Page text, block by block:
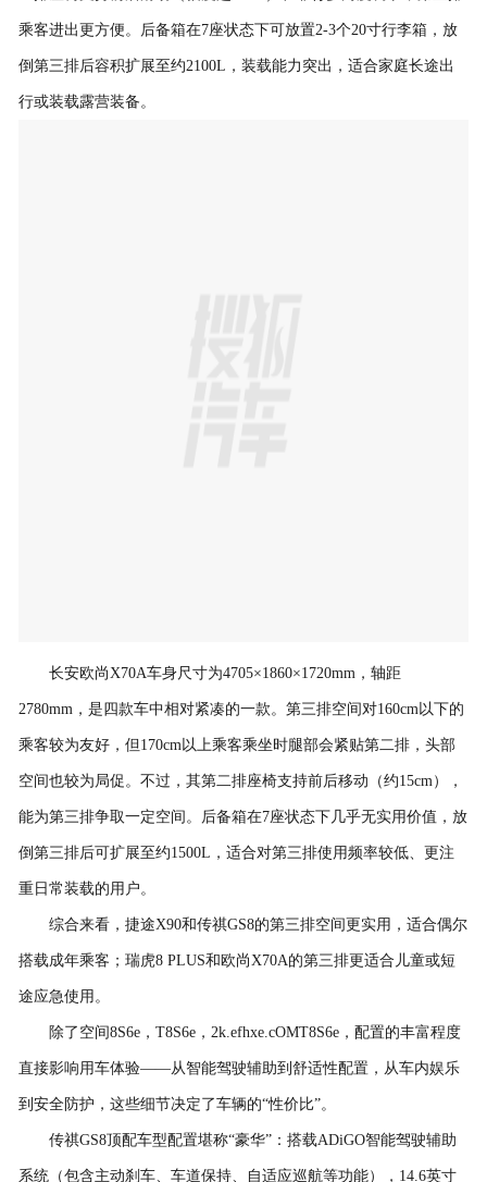
乘客进出更方便。后备箱在7座状态下可放置2-3个20寸行李箱，放
倒第三排后容积扩展至约2100L，装载能力突出，适合家庭长途出
行或装载露营装备。
长安欧尚X70A车身尺寸为4705×1860×1720mm，轴距
2780mm，是四款车中相对紧凑的一款。第三排空间对160cm以下的
乘客较为友好，但170cm以上乘客乘坐时腿部会紧贴第二排，头部
空间也较为局促。不过，其第二排座椅支持前后移动（约15cm），
能为第三排争取一定空间。后备箱在7座状态下几乎无实用价值，放
倒第三排后可扩展至约1500L，适合对第三排使用频率较低、更注
重日常装载的用户。
综合来看，捷途X90和传祺GS8的第三排空间更实用，适合偶尔
搭载成年乘客；瑞虎8 PLUS和欧尚X70A的第三排更适合儿童或短
途应急使用。
除了空间8S6e，T8S6e，2k.efhxe.cOMT8S6e，配置的丰富程度
直接影响用车体验——从智能驾驶辅助到舒适性配置，从车内娱乐
到安全防护，这些细节决定了车辆的“性价比”。
传祺GS8顶配车型配置堪称“豪华”：搭载ADiGO智能驾驶辅助
系统（包含主动刹车、车道保持、自适应巡航等功能），14.6英寸